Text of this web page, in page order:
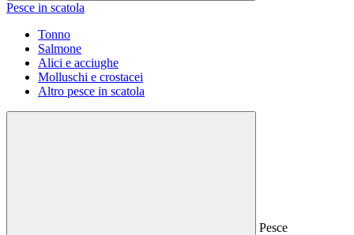
Pesce in scatola
Tonno
Salmone
Alici e acciughe
Molluschi e crostacei
Altro pesce in scatola
Pesce